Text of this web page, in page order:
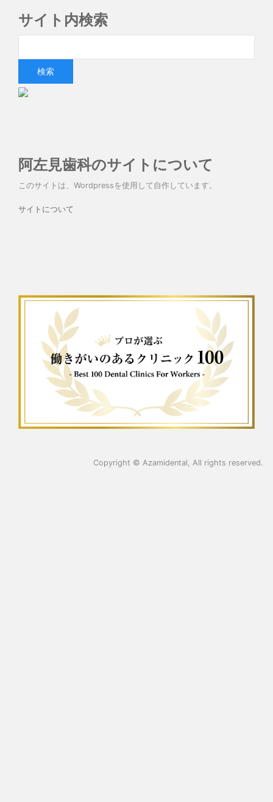
サイト内検索
阿左見歯科のサイトについて
このサイトは、Wordpressを使用して自作しています。
サイトについて
Copyright © Azamidental , All rights reserved.